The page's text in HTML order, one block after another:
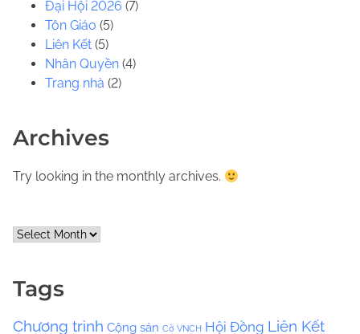
Đại Hội 2026 (7)
Tôn Giáo (5)
Liên Kết (5)
Nhân Quyền (4)
Trang nhà (2)
Archives
Try looking in the monthly archives.
A
v
Tags
Chương trình Cộng sản Cờ VNCH Hội Đồng Liên Kết